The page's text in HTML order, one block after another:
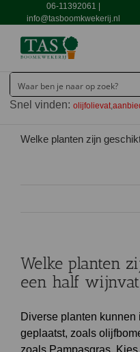
06-11392061
info@tasboomkwekerij.nl
Contact en
Catalogus
Tuinthema’s
Snel vinden:olijfolievat
Welke planten zijn
Welke planten
een half
Diverse planten
geplaatst, zoals